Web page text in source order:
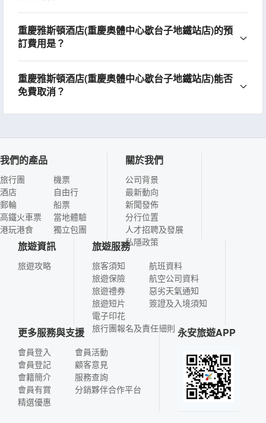
重慶雅斯頓酒店(重慶奧體中心歇台子地鐵站店)的預
訂費用是？
重慶雅斯頓酒店(重慶奧體中心歇台子地鐵站店)能否
免費取消？
我們的產品
旅行團
酒店
郵輪
高鐵火車票
港玩港食
機票
自由行
船票
當地體驗
獨立包團
關於我們
公司背景
最新動向
新聞發佈
分行位置
人才招聘及發展
私隱政策
旅遊資訊
旅遊攻略
旅遊服務
旅客須知
旅遊保險
旅遊禮券
旅遊短片
電子印花
航班資料
航空公司資料
惡劣天氣通知
簽證及入境須知
旅行團報名及責任細則
更多服務與支援
會員登入
會員登記
會籍簡介
會員有賞
精選優惠
會員活動
顧客意見
服務查詢
分銷夥伴合作平台
永安旅遊APP